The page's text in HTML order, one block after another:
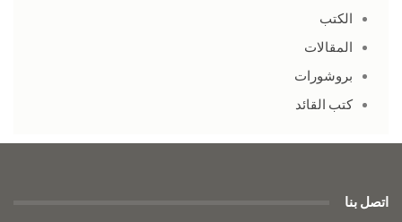
الكتب
المقالات
بروشورات
كتب القائد
اتصل بنا